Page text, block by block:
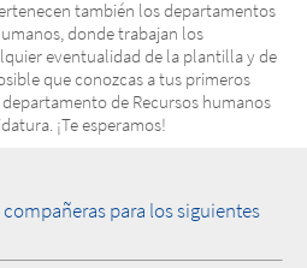
también los departamentos
donde trabajan los
eventualidad de la plantilla y de
que conozcas a tus primeros
de Recursos humanos
¡Te esperamos!
para los siguientes